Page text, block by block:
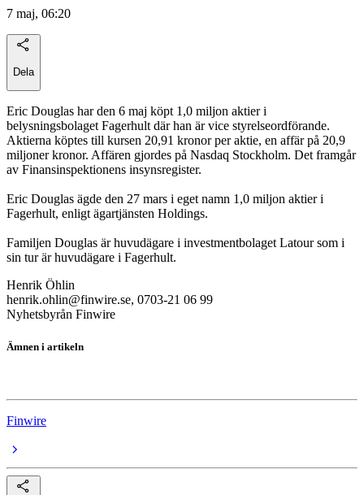
7 maj, 06:20
Dela
Eric Douglas har den 6 maj köpt 1,0 miljon aktier i
belysningsbolaget Fagerhult där han är vice styrelseordförande.
Aktierna köptes till kursen 20,91 kronor per aktie, en affär på 20,9
miljoner kronor. Affären gjordes på Nasdaq Stockholm. Det framgår
av Finansinspektionens insynsregister.
Eric Douglas ägde den 27 mars i eget namn 1,0 miljon aktier i
Fagerhult, enligt ägartjänsten Holdings.
Familjen Douglas är huvudägare i investmentbolaget Latour som i
sin tur är huvudägare i Fagerhult.
Henrik Öhlin
henrik.ohlin@finwire.se, 0703-21 06 99
Nyhetsbyrån Finwire
Ämnen i artikeln
Finwire